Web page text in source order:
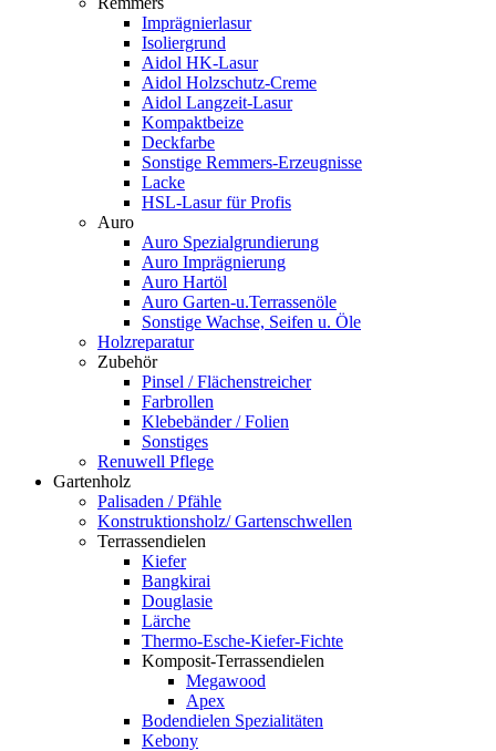
Imprägnierlasur
Isoliergrund
Aidol HK-Lasur
Aidol Holzschutz-Creme
Aidol Langzeit-Lasur
Kompaktbeize
Deckfarbe
Sonstige Remmers-Erzeugnisse
Lacke
HSL-Lasur für Profis
Auro
Auro Spezialgrundierung
Auro Imprägnierung
Auro Hartöl
Auro Garten-u.Terrassenöle
Sonstige Wachse, Seifen u. Öle
Holzreparatur
Zubehör
Pinsel / Flächenstreicher
Farbrollen
Klebebänder / Folien
Sonstiges
Renuwell Pflege
Gartenholz
Palisaden / Pfähle
Konstruktionsholz/ Gartenschwellen
Terrassendielen
Kiefer
Bangkirai
Douglasie
Lärche
Thermo-Esche-Kiefer-Fichte
Komposit-Terrassendielen
Megawood
Apex
Bodendielen Spezialitäten
Kebony